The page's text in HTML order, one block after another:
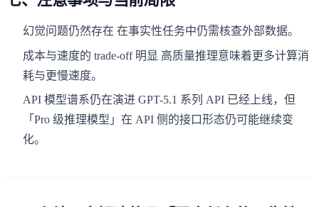
幻觉问题仍然存在 在事实性任务中仍需核查外部数据。
成本与速度的 trade-off 明显 高质量推理意味着更多计算消
耗与更慢速度。
API 模型谱系仍在演进 GPT-5.1 系列 API 已经上线，但
「Pro 级推理模型」在 API 侧的接口形态仍可能继续变
化。